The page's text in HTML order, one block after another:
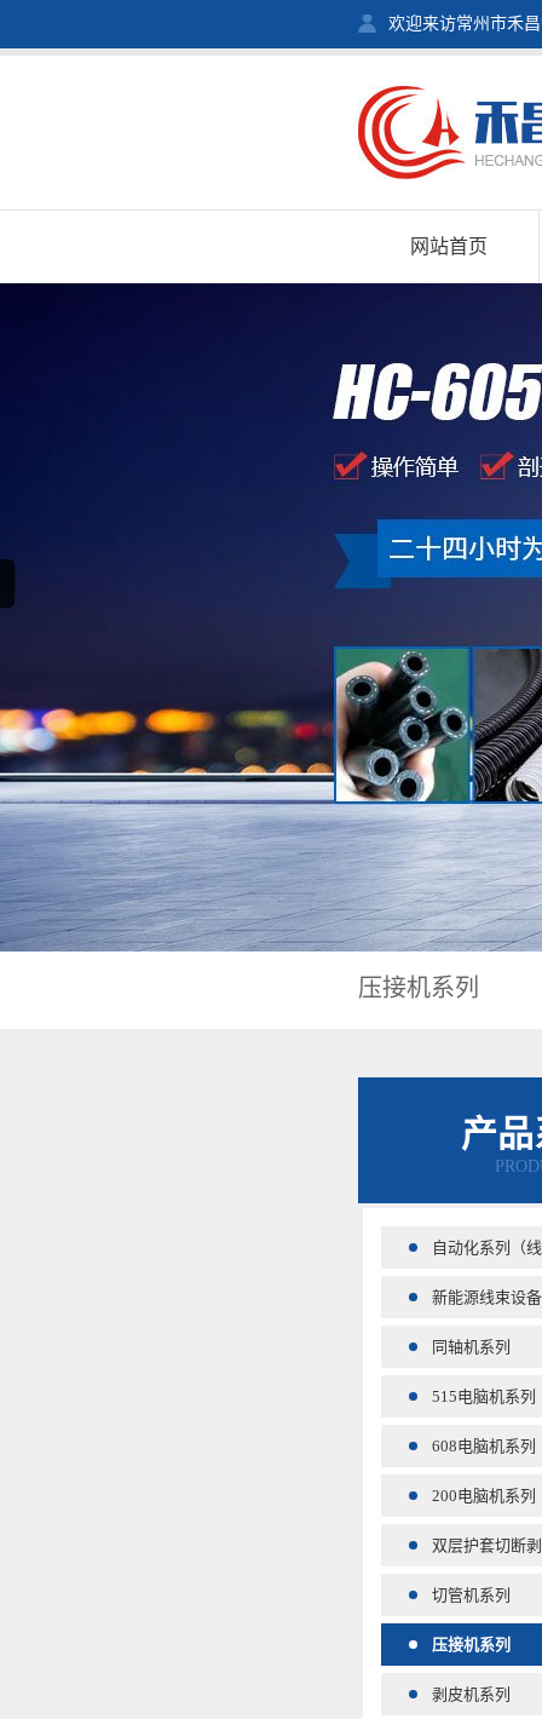
欢迎来访常州市禾
网站首页
压接机系列
产
自动化系列（
新能源线束设备
同轴机系列
515电脑机系列
608电脑机系列
200电脑机系列
双层护套切断
切管机系列
压接机系列
剥皮机系列